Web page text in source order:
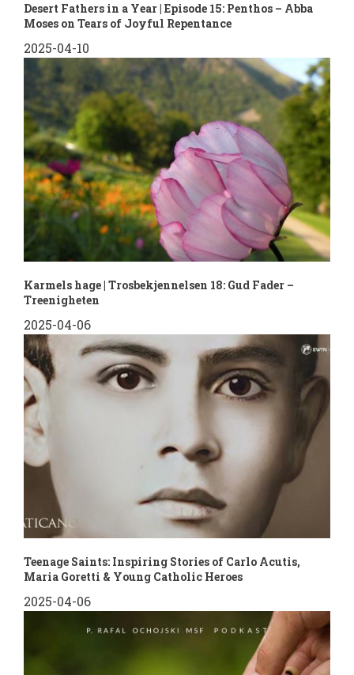
Desert Fathers in a Year | Episode 15: Penthos – Abba
Moses on Tears of Joyful Repentance
2025-04-10
Karmels hage | Trosbekjennelsen 18: Gud Fader –
Treenigheten
2025-04-06
Teenage Saints: Inspiring Stories of Carlo Acutis,
Maria Goretti & Young Catholic Heroes
2025-04-06